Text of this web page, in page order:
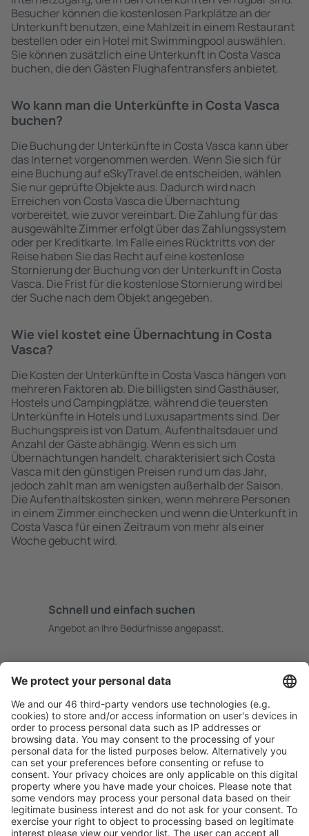
Besucher können die kostenlosen Parkplätze an der
Unterkunft benutzen, eine Mahlzeit in einem Restaurant
bestellen oder ein Hotel mit Swimmingpool auswählen.
Sie können zusätzlich eine Unterkunft in Costa Vasca
buchen, die den Gästen Flughafentransfers anbietet.
Wo kann man die Unterkünfte in Costa Vasca
buchen?
Die Buchung der Unterkünfte in Costa Vasca kann über
das Internet vorgenommen werden. Wenn Sie sich für
eine Buchung auf eSkyTravel.de entscheiden, wählen
Sie nur geprüfte Objekte aus. Dadurch wird nach
Erreichen von Costa Vasca die Übernachtung
vorbereitet, wie zuvor vereinbart. Die Zahlung für das
ausgewählte Zimmer erfolgt über das Zahlungssystem
oder per Kreditkarte. Im Falle eines Rücktritts von der
Reise haben Sie das Recht auf eine kostenlose
Stornierung der Buchung von der Unterkunft in Costa
Vasca. Die Frist für die kostenlose Stornierung wird bei
der Suche nach dem Objekt angegeben.
Wie viel kostet eine Übernachtung in Costa
Vasca?
Die Kosten der Unterkünfte in Costa Vasca hängen von
mehreren Faktoren ab. Die billigsten sind Gasthäuser,
Hostels und Campingplätze, während die teuersten
Unterkünfte in Hotels und Luxusapartments sind. Der
Buchungspreis ist von Datum, Aufenthaltsdauer und
Anzahl der Gäste abhängig. Wenn es sich um
Übernachtungen handelt, charakterisiert sich Costa
Vasca mit den günstigen Preisen rund um das Jahr,
jedoch zahlt man am wenigsten außerhalb der Saison.
Die Aufenthaltskosten sinken, wenn mehrere Personen
in einem Zimmer einchecken und wenn die Unterkunft in
Costa Vasca für einen Zeitraum von mehr als einer
Woche gebucht wird.
Schnell und einfach suchen
Angebot an Ihre Bedürfnisse angepasst.
Buchen ohne Sorgen mit einer kostenlosen
Stornierungsoption.
Mehr sparen
Attraktive Preise und Spezialangebote für eingeloggte
Benutzer.
Unterkünfte, die Sie mögen
Wählen Sie aus über 1,3 Millionen Unterkünften: Hotels,
Hütten, Apartments und andere.